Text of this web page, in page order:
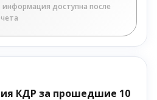
доступна после
КДР за прошедшие 10